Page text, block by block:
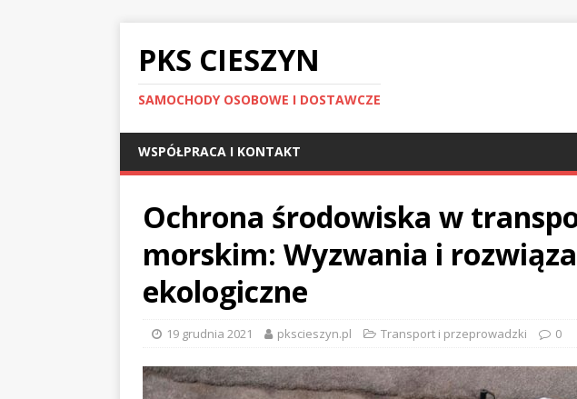
PKS CIESZYN
SAMOCHODY OSOBOWE I DOSTAWCZE
WSPÓŁPRACA I KONTAKT
Ochrona środowiska w
morskim: Wyzwania i
ekologiczne
19 grudnia 2021 pkscieszyn.pl Transport i przeprowadzki 0